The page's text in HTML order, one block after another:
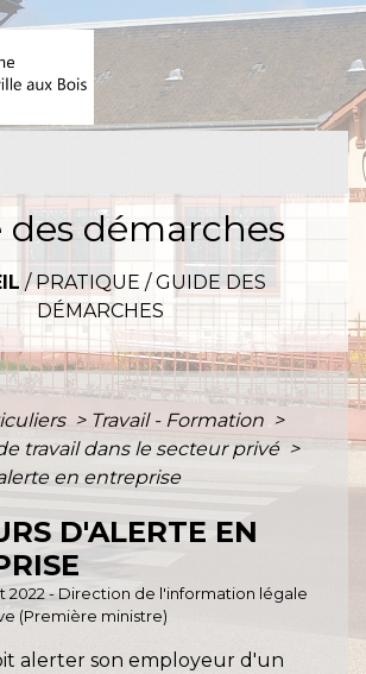
des démarches
/PRATIQUE /GUIDE DES
DÉMARCHES
> Travail - Formation >
travail dans le secteur privé >
en entreprise
D'ALERTE EN
2022 - Direction de l'information légale
(Première ministre)
alerter son employeur d'un